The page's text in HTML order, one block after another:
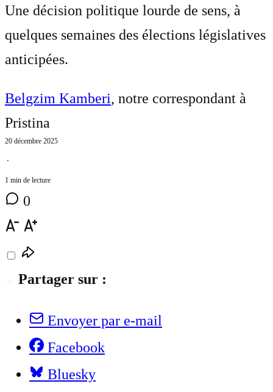
Une décision politique lourde de sens, à
quelques semaines des élections législatives
anticipées.
Belgzim Kamberi, notre correspondant à
Pristina
20 décembre 2025
⋅
1 min de lecture
0
Partager sur :
Envoyer par e-mail
Facebook
Bluesky